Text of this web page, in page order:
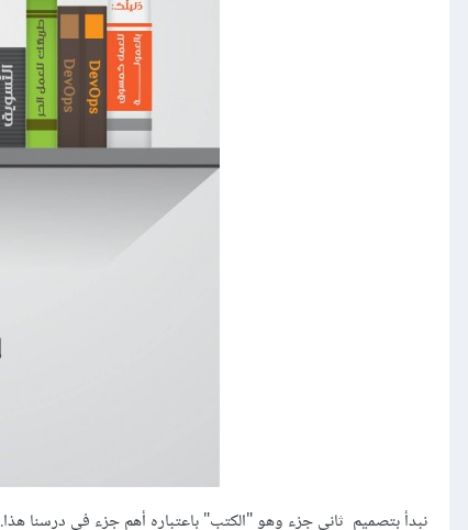
نبدأ بتصميم ثاني جزء وهو "الكتب" باعتباره أهم جزء في درسنا هذا.